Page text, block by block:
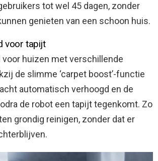
tot wel 45 dagen, zonder
genieten van een schoon huis.
voor tapijt
voor huizen met verschillende
de slimme ‘carpet boost’-functie
automatisch verhoogd en de
de robot een tapijt tegenkomt. Zo
grondig reinigen, zonder dat er